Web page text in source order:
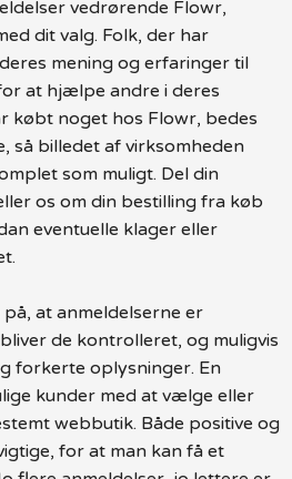
vedrørende Flowr,
dit valg. Folk, der har
mening og erfaringer til
at hjælpe andre i deres
købt noget hos Flowr, bedes
så billedet af virksomheden
som muligt. Del din
os om din bestilling fra køb
eventuelle klager eller
at anmeldelserne er
de kontrolleret, og muligvis
forkerte oplysninger. En
kunder med at vælge eller
webbutik. Både positive og
for at man kan få et